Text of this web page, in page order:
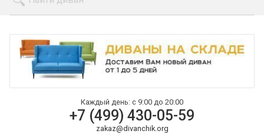
Оплата и доставка
Контакты
Каждый день: с 9:00 до 20:00
+7 (499) 430-05-59
zakaz@divanchik.org